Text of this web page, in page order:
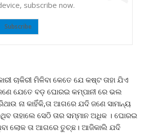
subscribe now.
Subscribe
ଚାକିରୀ ମିଳିବା କେତେ ଯେ କଷ୍ଟ ତାହା ଯିଏ
ଯେତେ ବଡ଼ ଘୋରଇ କମ୍ପାନୀ ରେ ଭଲ
ନା କାହିଁକି,ତା ଆଗରେ ଯଦି ଜଣେ ସାମାନ୍ୟ
ତାହାଲେ ସେଠି ତାର ସମ୍ମାନ ଅଧିକ । ଘୋରଇ
ଲୋକ ତା ଆଗରେ ତୁଚ୍ଛ। ଆଜିକାଲି ଯଦି